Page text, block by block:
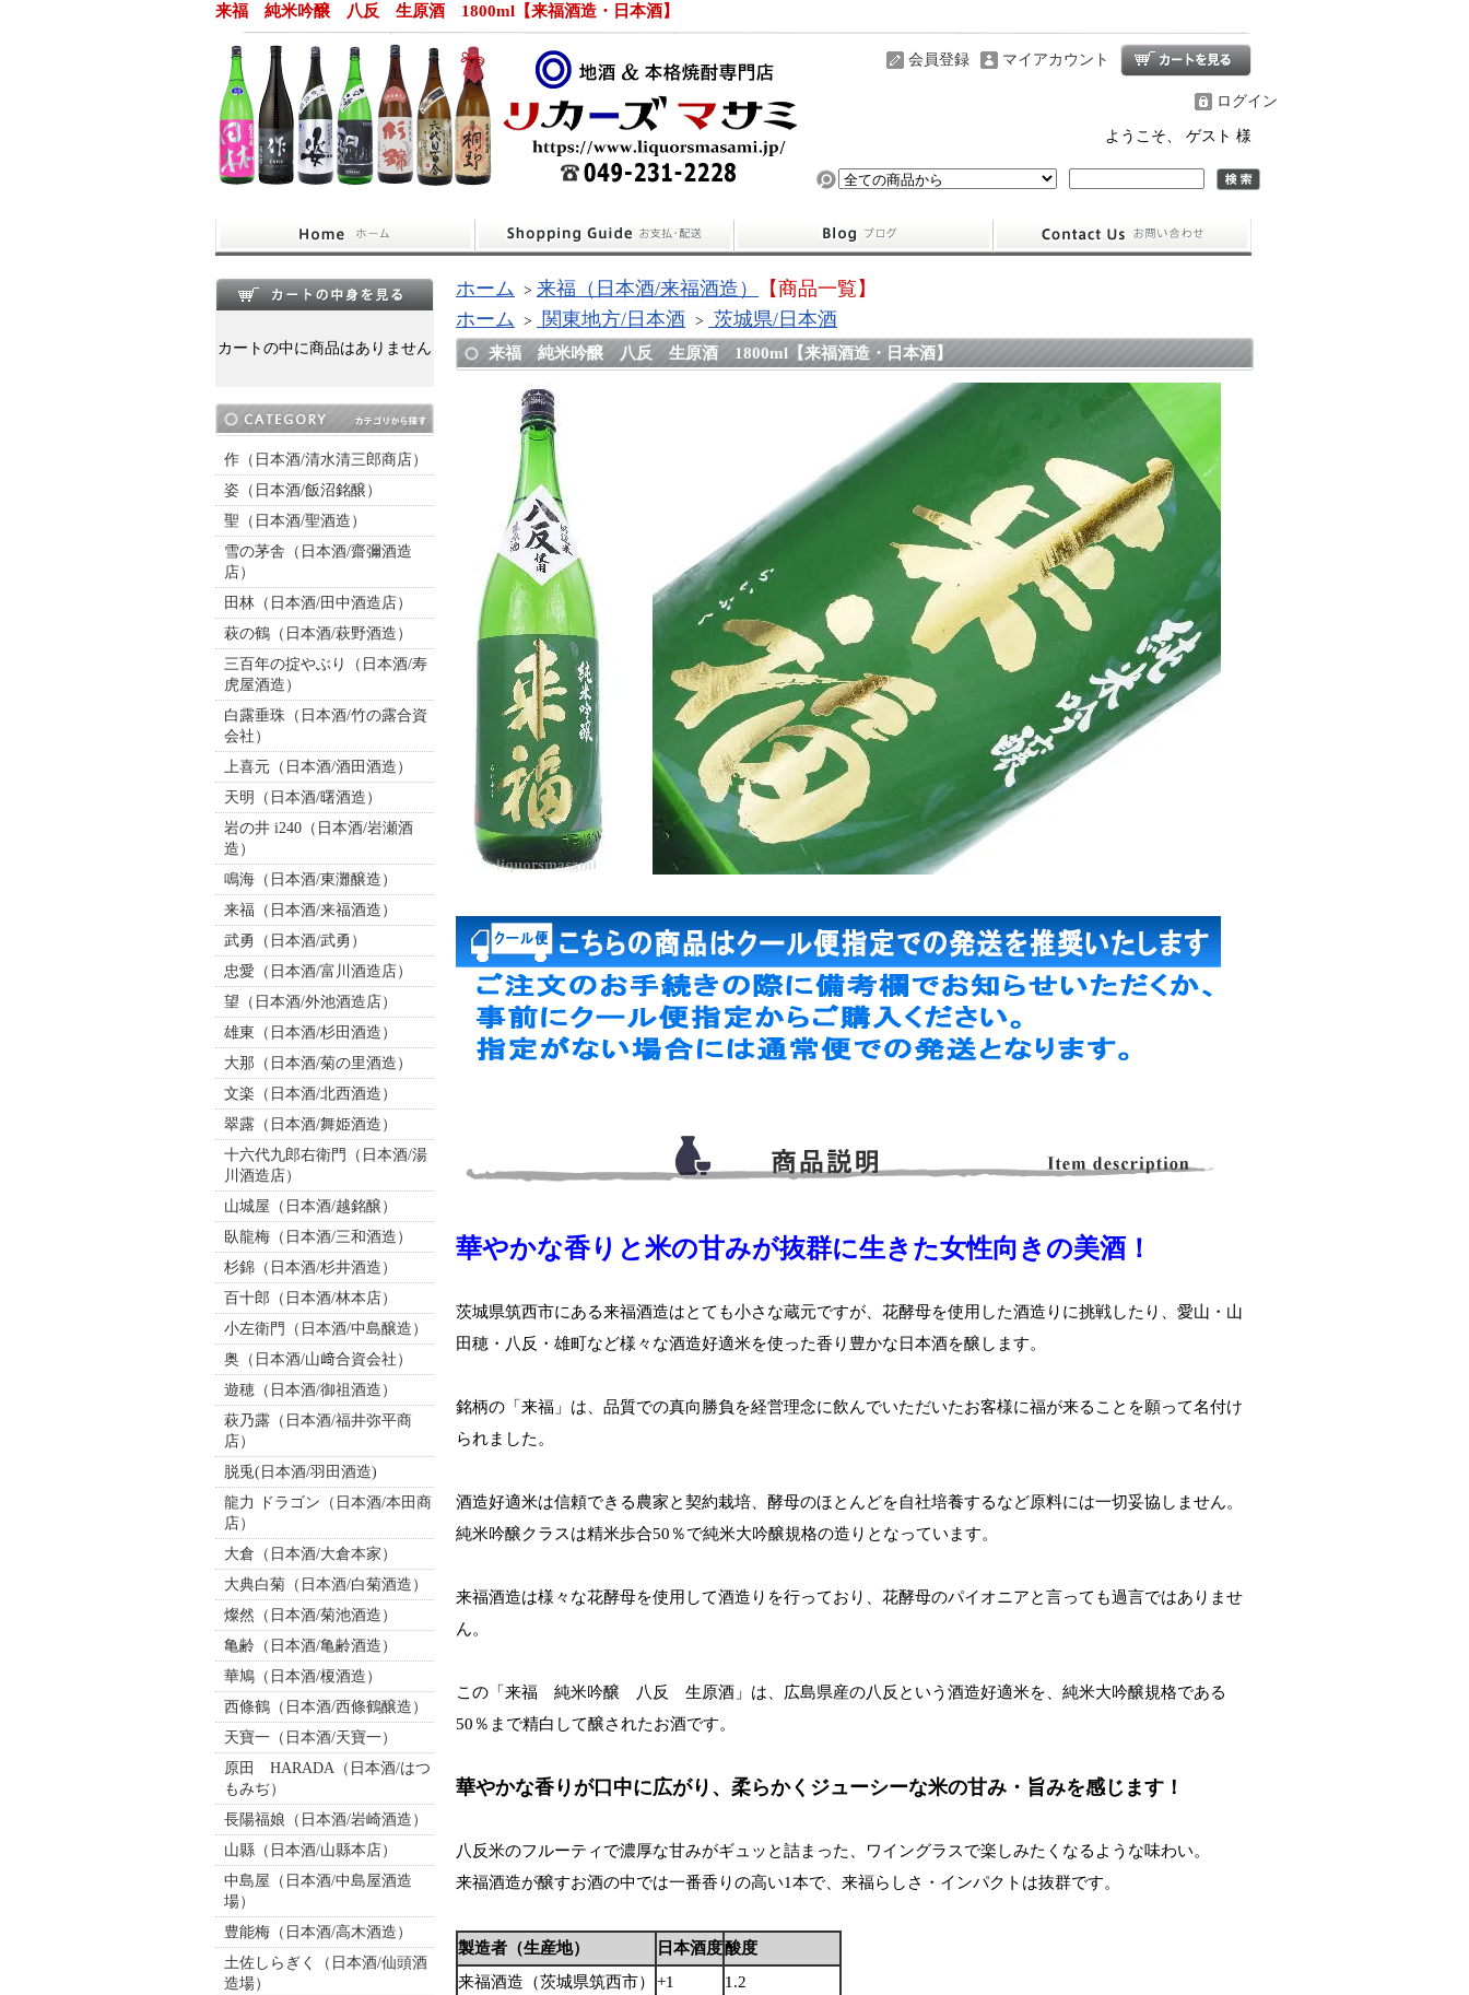
来福 純米吟醸 八反 生原酒 1800ml【来福酒造・日本酒】
マイアカウント
会員登録
ログイン
ようこそ、 ゲスト 様
カートの中に商品はありません
作（日本酒/清水清三郎商店）
姿（日本酒/飯沼銘醸）
聖（日本酒/聖酒造）
雪の茅舎（日本酒/齋彌酒造
店）
田林（日本酒/田中酒造店）
萩の鶴（日本酒/萩野酒造）
三百年の掟やぶり（日本酒/寿
虎屋酒造）
白露垂珠（日本酒/竹の露合資
会社）
上喜元（日本酒/酒田酒造）
天明（日本酒/曙酒造）
岩の井 i240（日本酒/岩瀬酒
造）
鳴海（日本酒/東灘醸造）
来福（日本酒/来福酒造）
武勇（日本酒/武勇）
忠愛（日本酒/富川酒造店）
望（日本酒/外池酒造店）
雄東（日本酒/杉田酒造）
大那（日本酒/菊の里酒造）
文楽（日本酒/北西酒造）
翠露（日本酒/舞姫酒造）
十六代九郎右衛門（日本酒/湯
川酒造店）
山城屋（日本酒/越銘醸）
臥龍梅（日本酒/三和酒造）
杉錦（日本酒/杉井酒造）
百十郎（日本酒/林本店）
小左衛門（日本酒/中島醸造）
奥（日本酒/山﨑合資会社）
遊穂（日本酒/御祖酒造）
萩乃露（日本酒/福井弥平商
店）
脱兎(日本酒/羽田酒造)
龍力 ドラゴン（日本酒/本田商
店）
大倉（日本酒/大倉本家）
大典白菊（日本酒/白菊酒造）
燦然（日本酒/菊池酒造）
亀齢（日本酒/亀齢酒造）
華鳩（日本酒/榎酒造）
西條鶴（日本酒/西條鶴醸造）
天寶一（日本酒/天寶一）
原田 HARADA（日本酒/はつ
もみぢ）
長陽福娘（日本酒/岩崎酒造）
山縣（日本酒/山縣本店）
中島屋（日本酒/中島屋酒造
場）
豊能梅（日本酒/高木酒造）
土佐しらぎく（日本酒/仙頭酒
造場）
ホーム > 来福（日本酒/来福酒造）
【商品一覧】
ホーム > 関東地方/日本酒 > 茨城県/日本酒
来福 純米吟醸 八反 生原酒 1800ml【来福酒造・日本酒】
華やかな香りと米の甘みが抜群に生きた女性向きの美酒！
茨城県筑西市にある来福酒造はとても小さな蔵元ですが、花酵母を使用した酒造りに挑戦したり、愛山・山
田穂・八反・雄町など様々な酒造好適米を使った香り豊かな日本酒を醸します。
銘柄の「来福」は、品質での真向勝負を経営理念に飲んでいただいたお客様に福が来ることを願って名付け
られました。
酒造好適米は信頼できる農家と契約栽培、酵母のほとんどを自社培養するなど原料には一切妥協しません。
純米吟醸クラスは精米歩合50％で純米大吟醸規格の造りとなっています。
来福酒造は様々な花酵母を使用して酒造りを行っており、花酵母のパイオニアと言っても過言ではありませ
ん。
この「来福 純米吟醸 八反 生原酒」は、広島県産の八反という酒造好適米を、純米大吟醸規格である
50％まで精白して醸されたお酒です。
華やかな香りが口中に広がり、柔らかくジューシーな米の甘み・旨みを感じます！
八反米のフルーティで濃厚な甘みがギュッと詰まった、ワイングラスで楽しみたくなるような味わい。
来福酒造が醸すお酒の中では一番香りの高い1本で、来福らしさ・インパクトは抜群です。
製造者（生産地） 日本酒度酸度
来福酒造（茨城県筑西市）
+1
1.2